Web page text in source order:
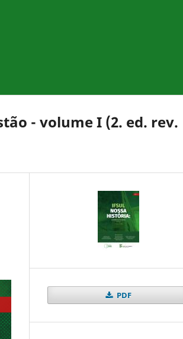
- volume I (2. ed. rev.
PDF